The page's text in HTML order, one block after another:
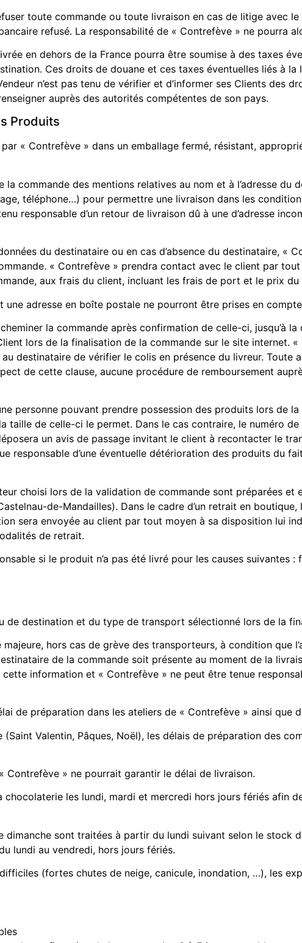
toute commande ou toute livraison en cas de litige avec
refusé. La responsabilité de « Contrefève » ne pourra
en dehors de la France pourra être soumise à des taxes
Ces droits de douane et ces taxes éventuelles liés à la
n’est pas tenu de vérifier et d’informer ses Clients des
auprès des autorités compétentes de son pays.
Produits
« Contrefève » dans un emballage fermé, résistant,
commande des mentions relatives au nom et à l’adresse du
téléphone…) pour permettre une livraison dans les
responsable d’un retour de livraison dû à une d’adresse
du destinataire ou en cas d’absence du destinataire, «
« Contrefève » prendra contact avec le client par
aux frais du client, incluant les frais de port et le prix
une adresse en boîte postale ne pourront être prises en
la commande après confirmation de celle-ci, jusqu’à
lors de la finalisation de la commande sur le site internet.
destinataire de vérifier le colis en présence du livreur. Toute
de cette clause, aucune procédure de remboursement
personne pouvant prendre possession des produits lors de
taille de celle-ci le permet. Dans le cas contraire, le numéro
un avis de passage invitant le client à recontacter le
responsable d’une éventuelle détérioration des produits du
choisi lors de la validation de commande sont préparées et
de-Mandailles). Dans le cadre d’un retrait en
sera envoyée au client par tout moyen à sa disposition lui
de retrait.
si le produit n’a pas été livré pour les causes suivantes
de destination et du type de transport sélectionné lors de la
hors cas de grève des transporteurs, à condition que
de la commande soit présente au moment de la
information et « Contrefève » ne peut être tenue
de préparation dans les ateliers de « Contrefève » ainsi que
Valentin, Pâques, Noël), les délais de préparation des
Contrefève » ne pourrait garantir le délai de livraison.
les lundi, mardi et mercredi hors jours fériés afin
dimanche sont traitées à partir du lundi suivant selon le stock
lundi au vendredi, hors jours fériés.
(fortes chutes de neige, canicule, inondation, …), les